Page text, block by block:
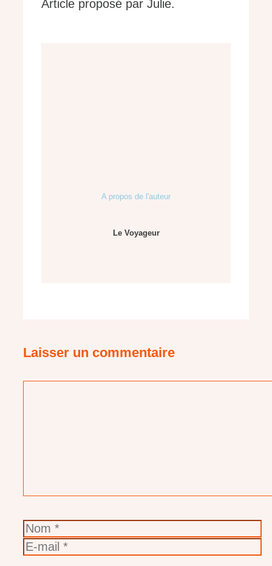
Article proposé par Julie.
A propos de l'auteur
Le Voyageur
Laisser un commentaire
Nom
E-